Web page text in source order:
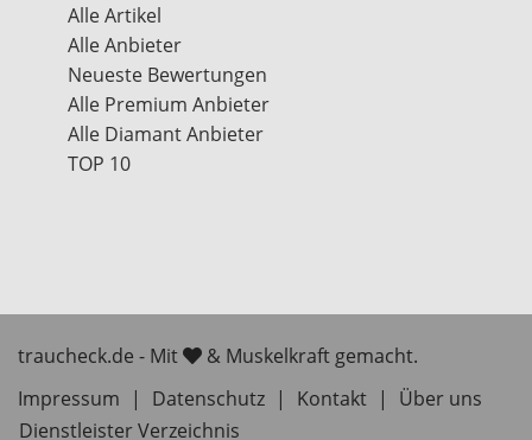
Alle Artikel
Alle Anbieter
Neueste Bewertungen
Alle Premium Anbieter
Alle Diamant Anbieter
TOP 10
traucheck.de - Mit
& Muskelkraft gemacht.
Impressum
| Datenschutz | Kontakt |
Über uns
Dienstleister Verzeichnis